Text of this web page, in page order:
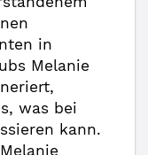
in
Melanie
was bei
kann.